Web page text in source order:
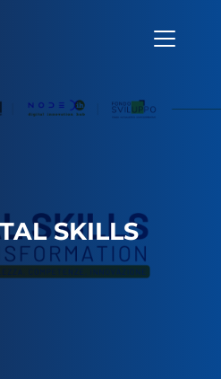
SKILLS